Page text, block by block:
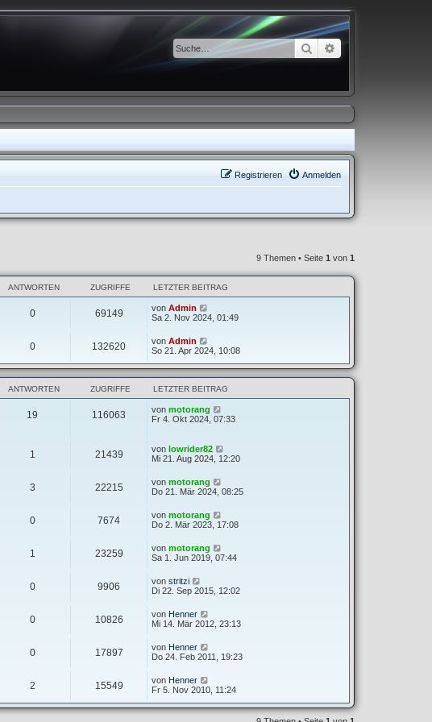
Suche Erweiterte Suche
Anmelden
Registrieren
9 Themen • Seite 1 von 1
ANTWORTEN ZUGRIFFE LETZTER BEITRAG
0 69149 von Admin
Sa 2. Nov 2024, 01:49
0 132620 von Admin
So 21. Apr 2024, 10:08
ANTWORTEN ZUGRIFFE LETZTER BEITRAG
19 116063 von motorang
Fr 4. Okt 2024, 07:33
1 21439 von lowrider82
Mi 21. Aug 2024, 12:20
3 22215 von motorang
Do 21. Mär 2024, 08:25
0 7674 von motorang
Do 2. Mär 2023, 17:08
1 23259 von motorang
Sa 1. Jun 2019, 07:44
0 9906 von stritzi
Di 22. Sep 2015, 12:02
0 10826 von Henner
Mi 14. Mär 2012, 23:13
0 17897 von Henner
Do 24. Feb 2011, 19:23
2 15549 von Henner
Fr 5. Nov 2010, 11:24